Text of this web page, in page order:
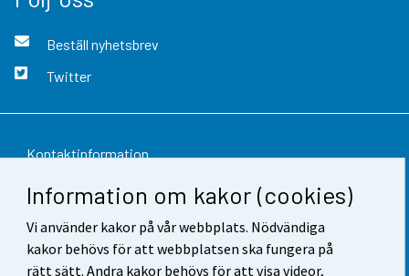
Information om kakor (cookies)
Vi använder kakor på vår webbplats. Nödvändiga
kakor behövs för att webbplatsen ska fungera på
rätt sätt. Andra kakor behövs för att visa videor,
Beställ nyhetsbrev
Twitter
Kontaktinformation
Respons
Användarvillkor
Dataskydd